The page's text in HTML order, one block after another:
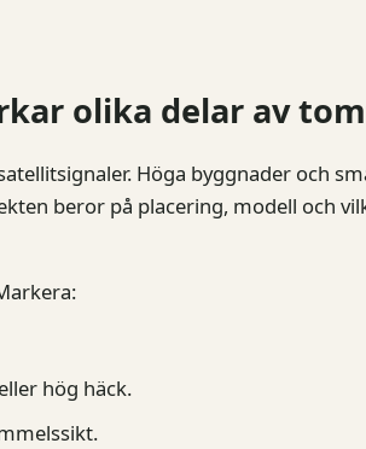
olika delar av
Höga byggnader och
beror på placering, modell och
hög häck.